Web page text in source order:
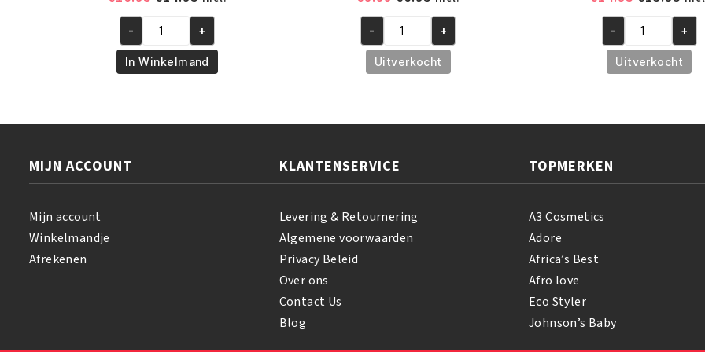
was:
€16.95.
prijs
is:
€14.95.
A3
Lemon
Lotion
aantal
- +
In Winkelmand
was:
€8.99.
prijs
is:
€6.95.
A3
Bianca
Clear
100gr
aantal
- +
Uitverkocht
was:
€14.95.
prijs
is:
A3
Bianca
Clear
200ml
aantal
- +
Uitverkocht
MIJN ACCOUNT
Mijn account
Winkelmandje
Afrekenen
KLANTENSERVICE
Levering & Retournering
Algemene voorwaarden
Privacy Beleid
Over ons
Contact Us
Blog
TOPMERKEN
A3 Cosmetics
Adore
Africa’s Best
Afro love
Eco Styler
Johnson’s Baby